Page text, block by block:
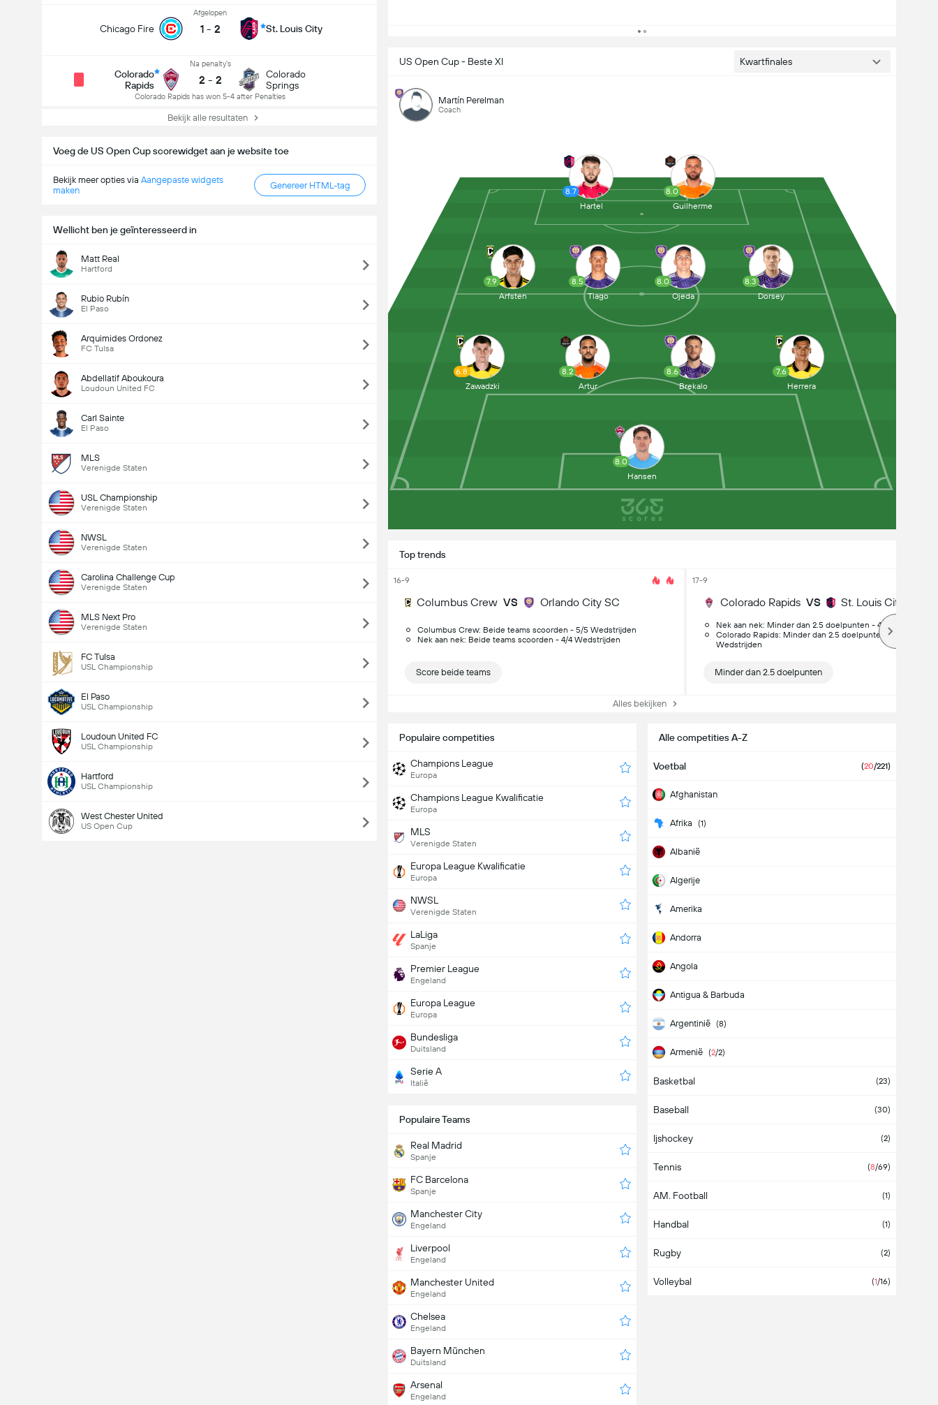
Chicago Fire
Afgelopen
1 - 2 St. Louis City
Colorado
Rapids
Na penalty's
2 - 2
Colorado Rapids has won 5-4 after Penalties
Colorado
Springs
Bekijk alle resultaten
Voeg de US Open Cup scorewidget aan je website toe
Bekijk meer opties via Aangepaste widgets
maken
Genereer HTML-tag
Wellicht ben je geïnteresseerd in
Matt Real
Hartford
Rubio Rubín
El Paso
Arquimides Ordonez
FC Tulsa
Abdellatif Aboukoura
Loudoun United FC
Carl Sainte
El Paso
MLS
Verenigde Staten
USL Championship
Verenigde Staten
NWSL
Verenigde Staten
Carolina Challenge Cup
Verenigde Staten
MLS Next Pro
Verenigde Staten
FC Tulsa
USL Championship
El Paso
USL Championship
Loudoun United FC
USL Championship
Hartford
USL Championship
West Chester United
US Open Cup
Top trends
16-9
Columbus Crew VS Orlando City SC
Columbus Crew: Beide teams scoorden - 5/5 Wedstrijden
Nek aan nek: Beide teams scoorden - 4/4 Wedstrijden
Score beide teams
17-9
Colorado Rapids VS St. Louis City SC
Nek aan nek: Minder dan 2.5 doelpunten - 4/4 Wedstrijden
Colorado Rapids: Minder dan 2.5 doelpunten thuis - 6/7
Wedstrijden
Minder dan 2.5 doelpunten
Alles bekijken
US Open Cup - Beste XI Kwartfinales
Martín Perelman
Coach
8.7
Hartel
8.2
Artur
8.0
Guilherme
8.5
Tiago
7.6
Herrera
8.0
Ojeda
8.6
Brekalo
6.8
Zawadzki
8.3
Dorsey
8.0
Hansen
7.9
Arfsten
Populaire competities
Champions League
Europa
Champions League Kwalificatie
Europa
MLS
Verenigde Staten
Europa League Kwalificatie
Europa
NWSL
Verenigde Staten
LaLiga
Spanje
Premier League
Engeland
Europa League
Europa
Bundesliga
Duitsland
Serie A
Italië
Alle competities A-Z
Voetbal (20/221)
Afghanistan
Afrika (1)
Albanië
Algerije
Amerika
Andorra
Angola
Antigua & Barbuda
Argentinië (8)
Armenië (2/2)
Aruba
Australië
Azerbeidzjan
Azië
Bahamas
Bahrein
Bangladesh
Barbados
Basketbal (23)
Baseball (30)
Ijshockey (2)
Tennis (8/69)
AM. Football (1)
Handbal (1)
Rugby (2)
Volleybal (1/16)
Populaire Teams
Real Madrid
Spanje
FC Barcelona
Spanje
Manchester City
Engeland
Liverpool
Engeland
Manchester United
Engeland
Chelsea
Engeland
Bayern München
Duitsland
Arsenal
Engeland